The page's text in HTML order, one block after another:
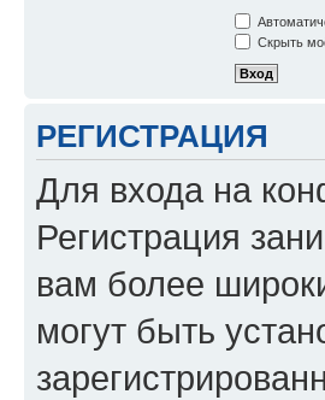
Скрыть
РЕГИСТРАЦИЯ
Для входа на
Регистрация
вам более
могут быть